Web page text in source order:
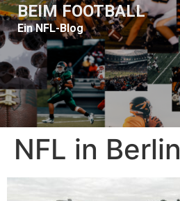
BEIM FOOTBALL
Ein NFL-Blog
NFL in Berlin